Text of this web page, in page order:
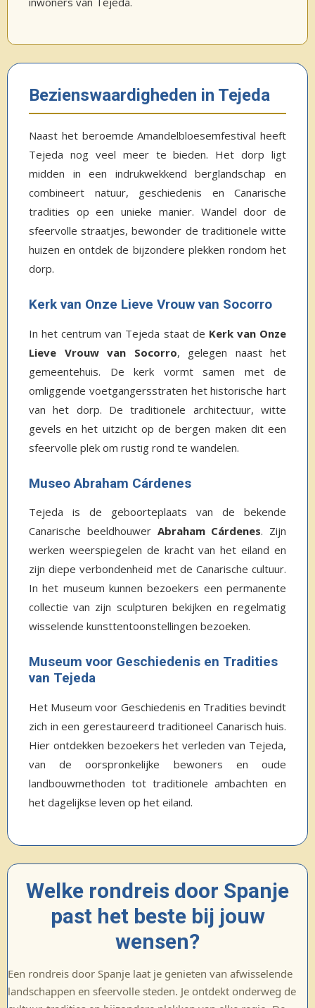
Bezienswaardigheden in Tejeda
Naast het beroemde Amandelbloesemfestival heeft
Tejeda nog veel meer te bieden. Het dorp ligt
midden in een indrukwekkend berglandschap en
combineert natuur, geschiedenis en Canarische
tradities op een unieke manier. Wandel door de
sfeervolle straatjes, bewonder de traditionele witte
huizen en ontdek de bijzondere plekken rondom het
dorp.
Kerk van Onze Lieve Vrouw van Socorro
In het centrum van Tejeda staat de Kerk van Onze
Lieve Vrouw van Socorro, gelegen naast het
gemeentehuis. De kerk vormt samen met de
omliggende voetgangersstraten het historische hart
van het dorp. De traditionele architectuur, witte
gevels en het uitzicht op de bergen maken dit een
sfeervolle plek om rustig rond te wandelen.
Museo Abraham Cárdenes
Tejeda is de geboorteplaats van de bekende
Canarische beeldhouwer Abraham Cárdenes. Zijn
werken weerspiegelen de kracht van het eiland en
zijn diepe verbondenheid met de Canarische cultuur.
In het museum kunnen bezoekers een permanente
collectie van zijn sculpturen bekijken en regelmatig
wisselende kunsttentoonstellingen bezoeken.
Museum voor Geschiedenis en Tradities
van Tejeda
Het Museum voor Geschiedenis en Tradities bevindt
zich in een gerestaureerd traditioneel Canarisch huis.
Hier ontdekken bezoekers het verleden van Tejeda,
van de oorspronkelijke bewoners en oude
landbouwmethoden tot traditionele ambachten en
het dagelijkse leven op het eiland.
Welke rondreis door Spanje
past het beste bij jouw
wensen?
Een rondreis door Spanje laat je genieten van afwisselende
landschappen en sfeervolle steden. Je ontdekt onderweg de